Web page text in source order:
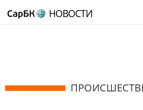
НОВОСТИ